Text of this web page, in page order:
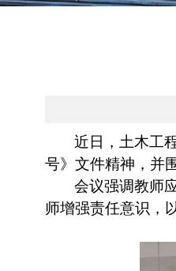
近日，土木工
号》文件精神，并
会议强调教师
师增强责任意识，